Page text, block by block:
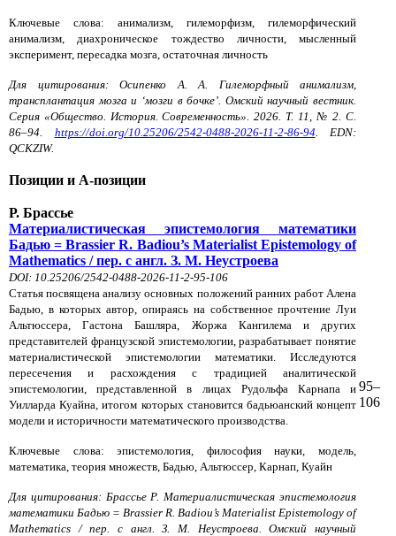
Ключевые слова: анимализм, гилеморфизм, гилеморфический
анимализм, диахроническое тождество личности, мысленный
эксперимент, пересадка мозга, остаточная личность
Для цитирования: Осипенко А. А. Гилеморфный анимализм,
трансплантация мозга и ‘мозги в бочке’. Омский научный вестник.
Серия «Общество. История. Современность». 2026. Т. 11, № 2. С.
86–94. https://doi.org/10.25206/2542-0488-2026-11-2-86-94. EDN:
QCKZIW.
Позиции и А-позиции
Р. Брассье
Материалистическая эпистемология математики
Бадью = Brassier R. Badiou’s Materialist Epistemology of
Mathematics / пер. с англ. З. М. Неустроева
DOI: 10.25206/2542-0488-2026-11-2-95-106
Статья посвящена анализу основных положений ранних работ Алена
Бадью, в которых автор, опираясь на собственное прочтение Луи
Альтюссера, Гастона Башляра, Жоржа Кангилема и других
представителей французской эпистемологии, разрабатывает понятие
материалистической эпистемологии математики. Исследуются
пересечения и расхождения с традицией аналитической
эпистемологии, представленной в лицах Рудольфа Карнапа и
Уилларда Куайна, итогом которых становится бадьюанский концепт
модели и историчности математического производства.
Ключевые слова: эпистемология, философия науки, модель,
математика, теория множеств, Бадью, Альтюссер, Карнап, Куайн
Для цитирования: Брассье Р. Материалистическая эпистемология
математики Бадью = Brassier R. Badiou’s Materialist Epistemology of
Mathematics / пер. с англ. З. М. Неустроева. Омский научный
95–
106